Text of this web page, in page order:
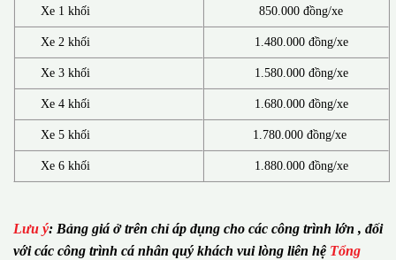
Xe 1 khối 850.000 đồng/xe
Xe 2 khối 1.480.000 đồng/xe
Xe 3 khối 1.580.000 đồng/xe
Xe 4 khối 1.680.000 đồng/xe
Xe 5 khối 1.780.000 đồng/xe
Xe 6 khối 1.880.000 đồng/xe
Lưu ý: Bảng giá ở trên chỉ áp dụng cho các công trình lớn , đối
với các công trình cá nhân quý khách vui lòng liên hệ Tổng